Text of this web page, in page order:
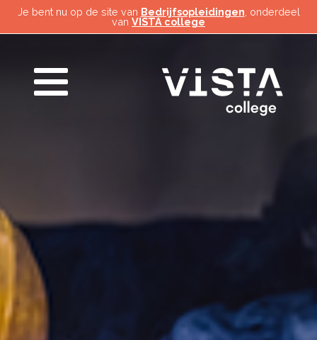
Je bent nu op de site van Bedrijfsopleidingen , onderdeel
van VISTA college